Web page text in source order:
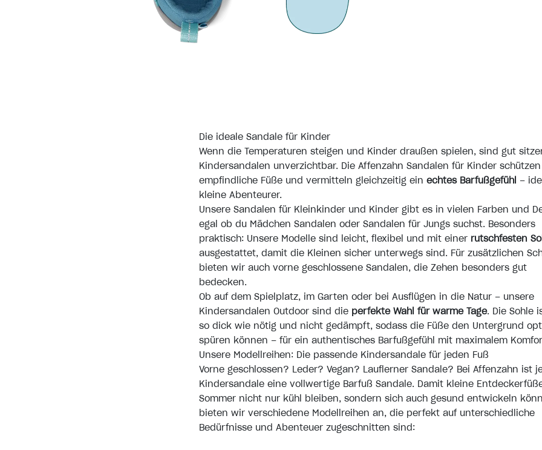
Die ideale Sandale für Kinder
Wenn die Temperaturen steigen und Kinder draußen spielen, sind gut
Kindersandalen unverzichtbar. Die Affenzahn Sandalen für Kinder schützen
empfindliche Füße und vermitteln gleichzeitig ein echtes Barfußgefühl –
kleine Abenteurer.
Unsere Sandalen für Kleinkinder und Kinder gibt es in vielen Farben und
egal ob du Mädchen Sandalen oder Sandalen für Jungs suchst. Besonders
praktisch: Unsere Modelle sind leicht, flexibel und mit einer rutschfesten
ausgestattet, damit die Kleinen sicher unterwegs sind. Für zusätzlichen
bieten wir auch vorne geschlossene Sandalen, die Zehen besonders gut
bedecken.
Ob auf dem Spielplatz, im Garten oder bei Ausflügen in die Natur – unsere
Kindersandalen Outdoor sind die perfekte Wahl für warme Tage. Die Sohle
so dick wie nötig und nicht gedämpft, sodass die Füße den Untergrund
spüren können – für ein authentisches Barfußgefühl mit maximalem
Unsere Modellreihen: Die passende Kindersandale für jeden Fuß
Vorne geschlossen? Leder? Vegan? Lauflerner Sandale? Bei Affenzahn ist
Kindersandale eine vollwertige Barfuß Sandale. Damit kleine
Sommer nicht nur kühl bleiben, sondern sich auch gesund entwickeln
bieten wir verschiedene Modellreihen an, die perfekt auf unterschiedliche
Bedürfnisse und Abenteuer zugeschnitten sind: